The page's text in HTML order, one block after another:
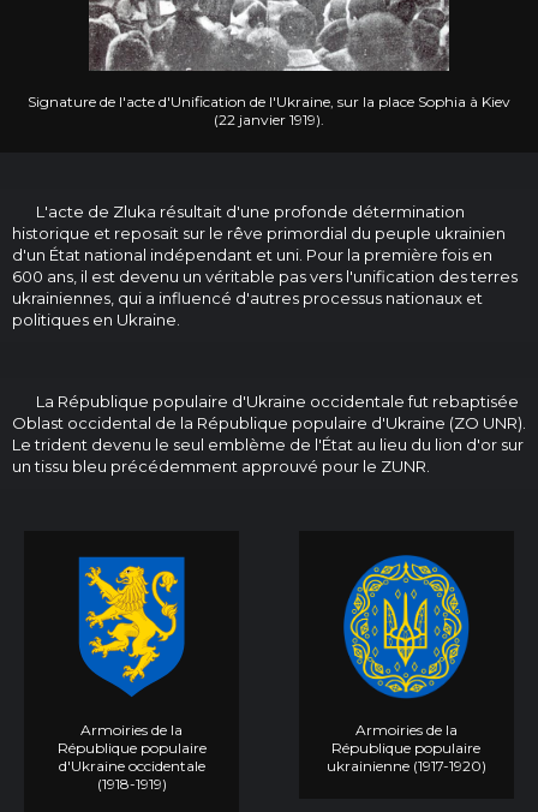
Signature de l'acte d'Unification de l'Ukraine, sur la place Sophia à Kiev
(22 janvier 1919).
L'acte de Zluka résultait d'une profonde détermination
historique et reposait sur le rêve primordial du peuple ukrainien
d'un État national indépendant et uni. Pour la première fois en
600 ans, il est devenu un véritable pas vers l'unification des terres
ukrainiennes, qui a influencé d'autres processus nationaux et
politiques en Ukraine.
La République populaire d'Ukraine occidentale fut rebaptisée
Oblast occidental de la République populaire d'Ukraine (ZO UNR).
Le trident devenu le seul emblème de l'État au lieu du lion d'or sur
un tissu bleu précédemment approuvé pour le ZUNR.
Armoiries de la
République populaire
d'Ukraine occidentale
(1918-1919)
Armoiries de la
République populaire
ukrainienne (1917-1920)